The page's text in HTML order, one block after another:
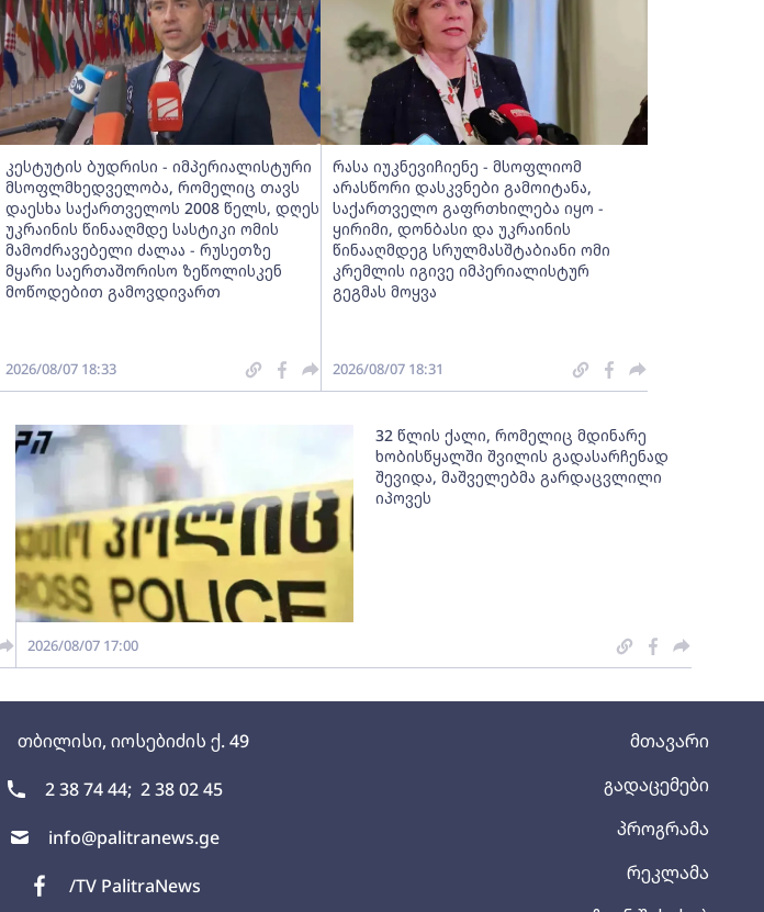
თბილისი, იოსებიძის ქ. 49
2 38 74 44; 2 38 02 45
info@palitranews.ge
/TV PalitraNews
მთავარი
გადაცემები
პროგრამა
რეკლამა
კესტუტის ბუდრისი - იმპერიალისტური
მსოფლმხედველობა, რომელიც თავს
დაესხა საქართველოს 2008 წელს, დღეს
უკრაინის წინააღმდე სასტიკი ომის
მამოძრავებელი ძალაა - რუსეთზე
მყარი საერთაშორისო ზეწოლისკენ
მოწოდებით გამოვდივართ
2026/08/07 18:33
რასა იუკნევიჩიენე - მსოფლიომ
არასწორი დასკვნები გამოიტანა,
საქართველო გაფრთხილება იყო -
ყირიმი, დონბასი და უკრაინის
წინააღმდეგ სრულმასშტაბიანი ომი
კრემლის იგივე იმპერიალისტურ
გეგმას მოყვა
2026/08/07 18:31
32 წლის ქალი, რომელიც მდინარე
ხობისწყალში შვილის გადასარჩენად
შევიდა, მაშველებმა გარდაცვლილი
იპოვეს
2026/08/07 17:00